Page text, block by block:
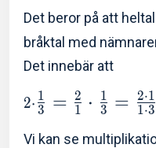
Det beror på att
bråktal med
Det innebär att
2⋅ 3
1 = 1
2 ⋅ 3
1 = 1⋅3
2⋅1
Vi kan se